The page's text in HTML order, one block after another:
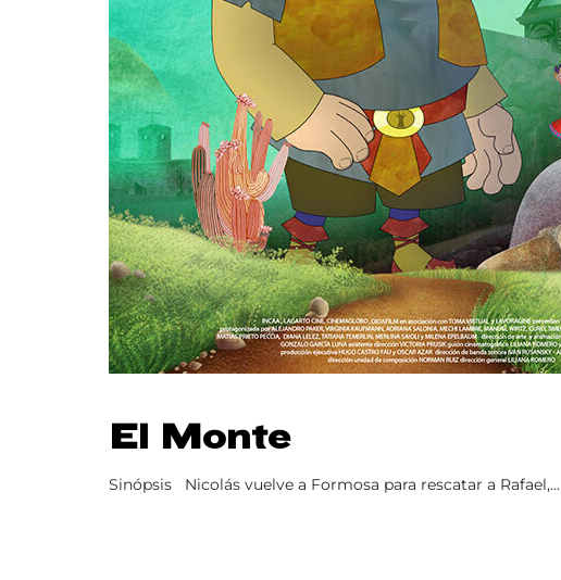
El Monte
Sinópsis Nicolás vuelve a Formosa para rescatar a Rafael,...